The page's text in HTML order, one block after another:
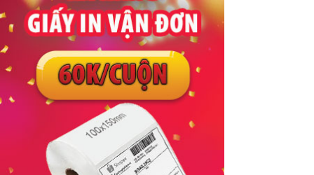
#thùng rác trong phòng